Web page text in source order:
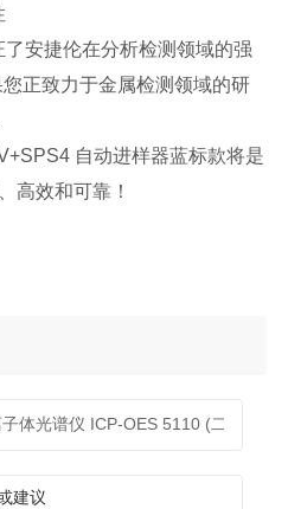
安捷伦在分析检测领域的强
正致力于金属检测领域的研
自动进样器蓝标款将是
高效和可靠！